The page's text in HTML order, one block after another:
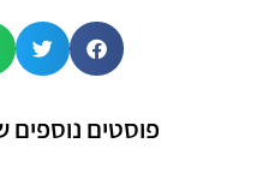
פוסטים נוספים